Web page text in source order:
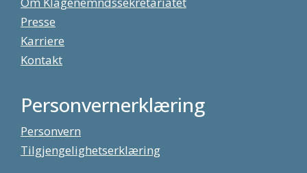
Presse
Karriere
Kontakt
Personvernerklæring
Personvern
Tilgjengelighetserklæring